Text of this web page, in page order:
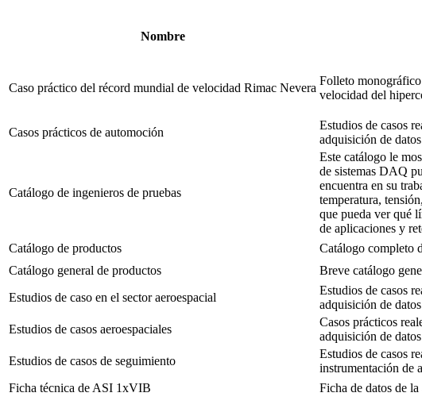
Nombre
Caso práctico del récord mundial de velocidad Rimac Nevera
Folleto
velocidad del
Casos prácticos de automoción
Estudios de casos
adquisición de
Catálogo de ingenieros de pruebas
Este catálogo le
de sistemas DAQ
encuentra en su
temperatura,
que pueda ver qué
de aplicaciones y
Catálogo de productos Catálogo completo
Catálogo general de productos Breve catálogo
Estudios de caso en el sector aeroespacial
Estudios de casos
adquisición de
Estudios de casos aeroespaciales
Casos prácticos
adquisición de
Estudios de casos de seguimiento
Estudios de casos
instrumentación de
Ficha técnica de ASI 1xVIB Ficha de datos de